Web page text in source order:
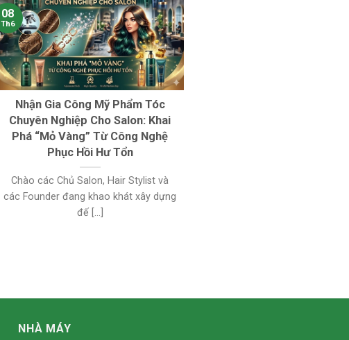
Nhận Gia Công Mỹ Phẩm Tóc
Chuyên Nghiệp Cho Salon: Khai
Phá “Mỏ Vàng” Từ Công Nghệ
Phục Hồi Hư Tổn
Chào các Chủ Salon, Hair Stylist và
các Founder đang khao khát xây dựng
đế [...]
08
Th6
NHÀ MÁY